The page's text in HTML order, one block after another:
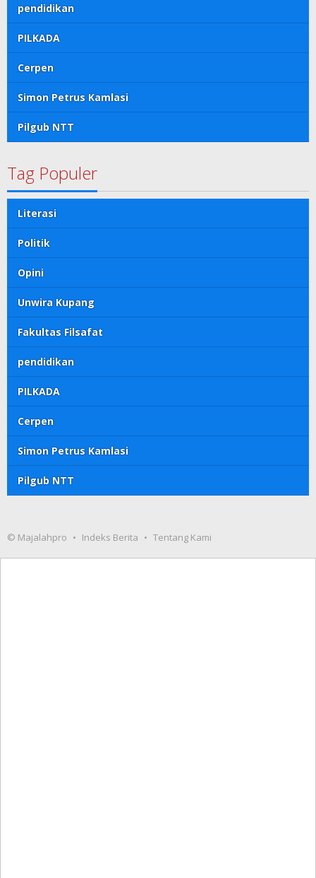
pendidikan
PILKADA
Cerpen
Simon Petrus Kamlasi
Pilgub NTT
Tag Populer
Literasi
Politik
Opini
Unwira Kupang
Fakultas Filsafat
pendidikan
PILKADA
Cerpen
Simon Petrus Kamlasi
Pilgub NTT
© Majalahpro Indeks Berita Tentang Kami